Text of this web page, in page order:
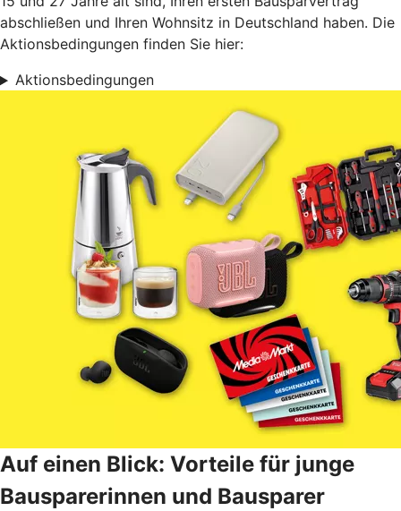
abschließen und Ihren Wohnsitz in Deutschland haben. Die
Aktionsbedingungen finden Sie hier:
Aktionsbedingungen
Auf einen Blick: Vorteile für junge
Bausparerinnen und Bausparer